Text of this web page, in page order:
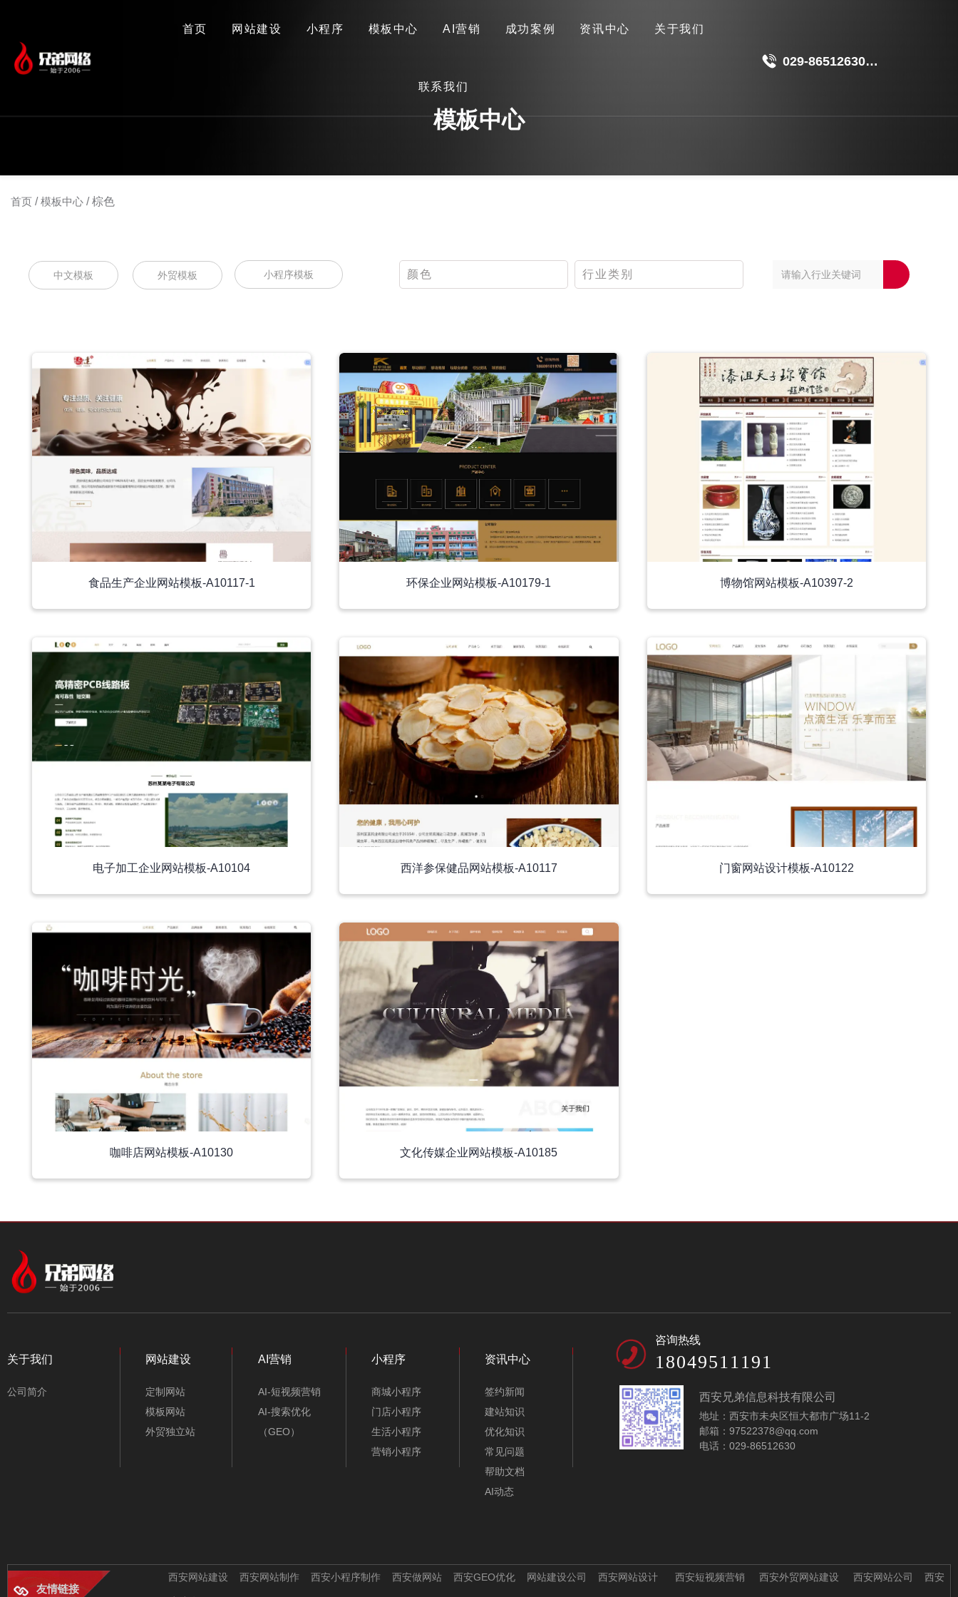
首页 网站建设 小程序 模板中心 AI营销 成功案例 资讯中心 关于我们
联系我们
029-86512630
首页 关于我们 网站建设 小程序 模板中心
模板中心
首页 /模板中心 /棕色
中文模板 外贸模板 小程序模板 颜色 行业类别
食品生产企业网站模板-A10117-1 环保企业网站模板-A10179-1 博物馆网站模板-A10397-2
电子加工企业网站模板-A10104 西洋参保健品网站模板-A10117 门窗网站设计模板-A10122
咖啡店网站模板-A10130 文化传媒企业网站模板-A10185
中文模板
外贸模板
颜色
粉色
板-A10117-1
A10179-1
A10397-2
电子加工企业网站模
关于我们
公司简介
网站建设
定制网站
模板网站
外贸独立站
AI营销
AI-短视频营销
AI-搜索优化
（GEO）
小程序
商城小程序
门店小程序
生活小程序
营销小程序
资讯中心
签约新闻
建站知识
优化知识
常见问题
帮助文档
AI动态
咨询热线
18049511191
西安兄弟信息科技有限公司
地址：西安市未央区恒大都市广场11-2
邮箱：97522378@qq.com
电话：029-86512630
友情链接
西安网站建设 西安网站制作 西安小程序制作 西安做网站 西安GEO优化 网站建设公司 西安网站设计 西安短视频营销 西安外贸网站建设 西安网站公司 西安